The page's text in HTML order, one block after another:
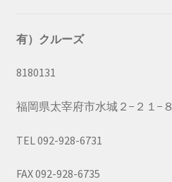
有）クルーズ
8180131
福岡県太宰府市水城２−２１−８
TEL 092-928-6731
FAX 092-928-6735